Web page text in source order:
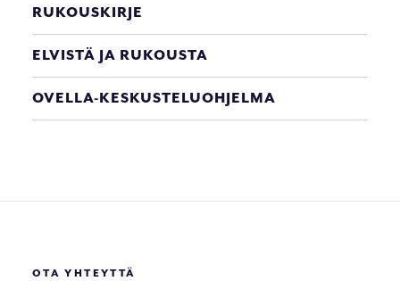
RUKOUSKIRJE
ELVISTÄ JA RUKOUSTA
OVELLA-KESKUSTELUOHJELMA
OTA YHTEYTTÄ